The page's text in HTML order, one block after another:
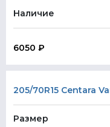
Наличие
6050 ₽
205/70R15 Centara
Размер